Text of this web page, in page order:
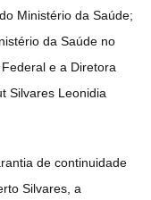
Ministério da Saúde;
da Saúde no
e a Diretora
Silvares Leonidia
de continuidade
Silvares, a